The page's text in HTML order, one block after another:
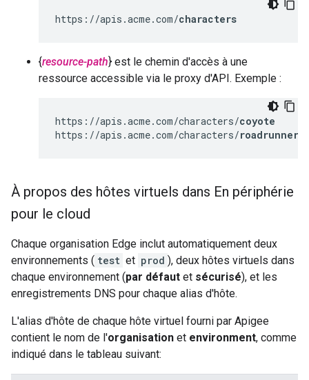
https://apis.acme.com/characters
{resource-path} est le chemin d'accès à une
ressource accessible via le proxy d'API. Exemple :
https://apis.acme.com/characters/coyote
https://apis.acme.com/characters/roadrunner
À propos des hôtes virtuels dans En périphérie
pour le cloud
Chaque organisation Edge inclut automatiquement deux
environnements ( test et prod ), deux hôtes virtuels dans
chaque environnement (par défaut et sécurisé), et les
enregistrements DNS pour chaque alias d'hôte.
L'alias d'hôte de chaque hôte virtuel fourni par Apigee
contient le nom de l'organisation et environment, comme
indiqué dans le tableau suivant: